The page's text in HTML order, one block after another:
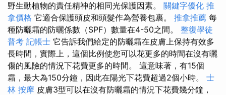
野生動植物的責任精神的相同光保護因素。 關鍵字優化 推
拿價格 它適合保護頭皮和頭髮作為營養包裹。 推拿推薦 每
種防曬霜的防曬係數（SPF）數量在4-50之間。 整復學徒
普考 記帳士 它告訴我們給定的防曬霜在皮膚上保持有效多
長時間，實際上，這個比例使您可以花更多的時間在沒有曬
傷的風險的情況下花費更多的時間。 這意味著，有15個
霜，最大為150分鐘，因此在陽光下花費超過2個小時。 士
林 按摩 皮膚3型可以在沒有防曬霜的情況下花費幾分鐘，